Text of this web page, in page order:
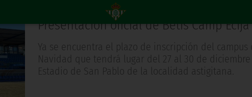
Hace 4 años
Presentación oficial de Betis Camp Écija
Ya se encuentra el plazo de inscripción del campus
Navidad que tendrá lugar del 27 al 30 de
Estadio de San Pablo de la localidad astigitana.